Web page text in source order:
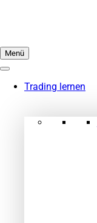
Menü
Trading lernen